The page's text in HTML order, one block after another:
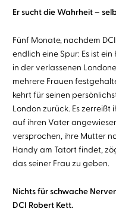
Er sucht die Wahrheit –
Fünf Monate, nachdem
endlich eine Spur: Es ist
in der verlassenen
mehrere Frauen
kehrt für seinen
London zurück. Es zerreißt
auf ihren Vater
versprochen, ihre Mutter
Handy am Tatort findet,
das seiner Frau zu geben.
Nichts für schwache
DCI Robert Kett.